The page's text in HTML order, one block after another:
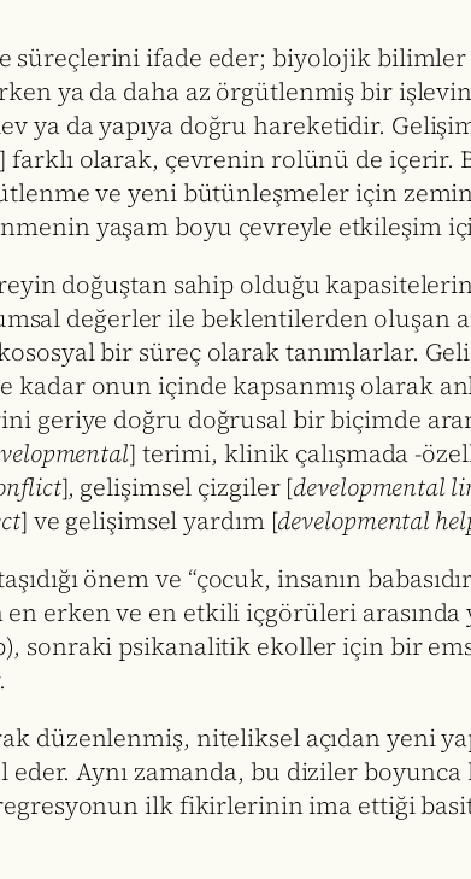
süreçlerini ifade eder; biyolojik
ya da daha az örgütlenmiş bir işlevin
ya da yapıya doğru hareketidir.
] farklı olarak, çevrenin rolünü de
ve yeni bütünleşmeler için
yaşam boyu çevreyle etkileşim
doğuştan sahip olduğu
değerler ile beklentilerden oluşan
bir süreç olarak tanımlarlar.
kadar onun içinde kapsanmış olarak
geriye doğru doğrusal bir biçimde
] terimi, klinik çalışmada -
], gelişimsel çizgiler [developmental
] ve gelişimsel yardım [developmental
önem ve “çocuk, insanın
erken ve en etkili içgörüleri
sonraki psikanalitik ekoller için bir
düzenlenmiş, niteliksel açıdan yeni
eder. Aynı zamanda, bu diziler
ilk fikirlerinin ima ettiği